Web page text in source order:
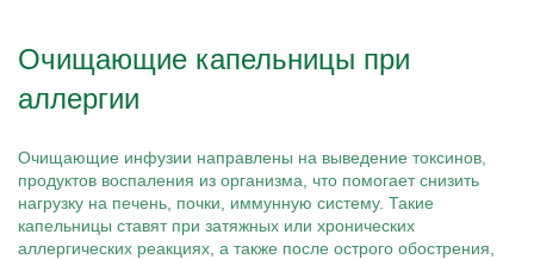
Очищающие капельницы при
аллергии
Очищающие инфузии направлены на выведение токсинов,
продуктов воспаления из организма, что помогает снизить
нагрузку на печень, почки, иммунную систему. Такие
капельницы ставят при затяжных или хронических
аллергических реакциях, а также после острого обострения,